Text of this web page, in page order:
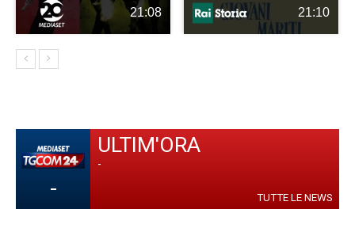
21:08 21:10
-
ULTIM'ORA
-
TUTTE LE NEWS